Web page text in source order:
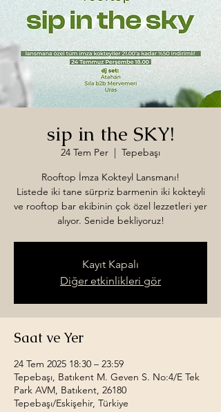
sip in the SKY!
24 Tem Per
  |
Tepebaşı
Rooftop İmza Kokteyl Lansmanı!
Listede iki tane sürpriz barmenin iki kokteyli
ve rooftop bar ekibinin çok özel lezzetleri yer
alıyor. Senide bekliyoruz!
Kayıt Kapalı
Diğer etkinlikleri gör
Saat ve Yer
24 Tem 2025 18:30 – 23:59
Tepebaşı, Batıkent M. Geven S. No:4/E Tek
Park AVM, Batıkent, 26180
Tepebaşı/Eskişehir, Türkiye